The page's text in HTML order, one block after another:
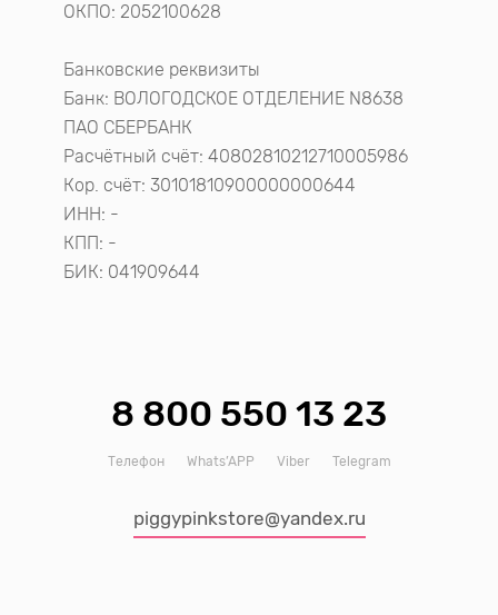
ОКПО: 2052100628
Банковские реквизиты
Банк: ВОЛОГОДСКОЕ ОТДЕЛЕНИЕ N8638
ПАО СБЕРБАНК
Расчётный счёт: 40802810212710005986
Кор. счёт: 30101810900000000644
ИНН: -
КПП: -
БИК: 041909644
8 800 550 13 23
Телефон Whats’APP Viber Telegram
piggypinkstore@yandex.ru